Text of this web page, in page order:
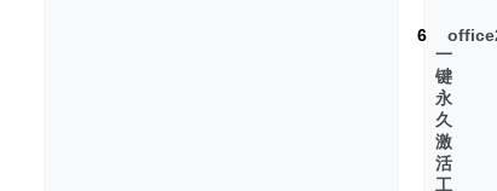
6
一
键
永
久
激
活
工